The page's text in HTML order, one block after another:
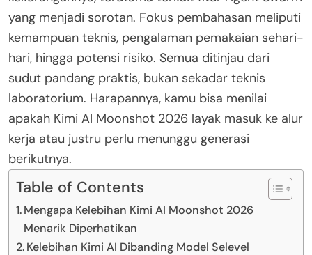
yang menjadi sorotan. Fokus pembahasan meliputi
kemampuan teknis, pengalaman pemakaian sehari-
hari, hingga potensi risiko. Semua ditinjau dari
sudut pandang praktis, bukan sekadar teknis
laboratorium. Harapannya, kamu bisa menilai
apakah Kimi AI Moonshot 2026 layak masuk ke alur
kerja atau justru perlu menunggu generasi
berikutnya.
Table of Contents
Mengapa Kelebihan Kimi AI Moonshot 2026
Menarik Diperhatikan
Kelebihan Kimi AI Dibanding Model Selevel